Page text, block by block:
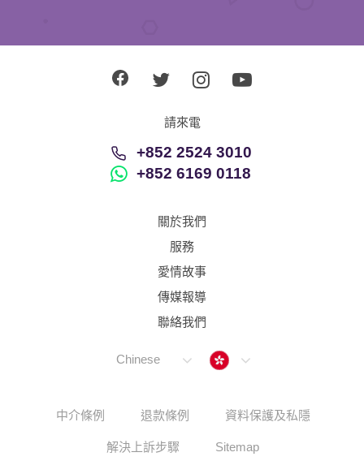
請來電
+852 2524 3010
+852 6169 0118
關於我們
服務
愛情故事
傳媒報導
聯絡我們
Chinese Hong Kong
中介條例 退款條例 資料保護及私隱
解決上訴步驟 Sitemap